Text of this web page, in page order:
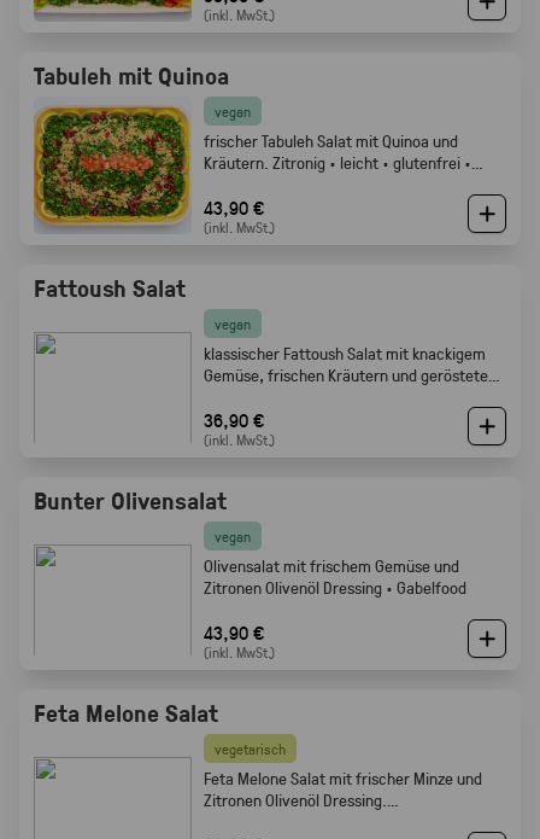
(inkl. MwSt.)
Tabuleh mit Quinoa
vegan
frischer Tabuleh Salat mit Quinoa und
Kräutern. Zitronig · leicht · glutenfrei ·
43,90 €
(inkl. MwSt.)
Fattoush Salat
vegan
klassischer Fattoush Salat mit knackigem
Gemüse, frischen Kräutern und geröstetem
Mezze oder Buffet Beilage · Gabelfood
36,90 €
(inkl. MwSt.)
Bunter Olivensalat
vegan
Olivensalat mit frischem Gemüse und
Zitronen Olivenöl Dressing · Gabelfood
43,90 €
(inkl. MwSt.)
Feta Melone Salat
vegetarisch
Feta Melone Salat mit frischer Minze und
Zitronen Olivenöl Dressing.